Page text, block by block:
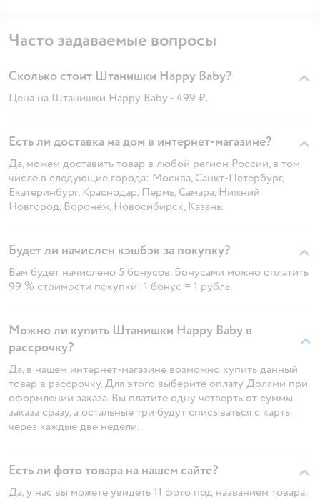
Часто задаваемые вопросы
Сколько стоит Штанишки Happy Baby?
Цена на Штанишки Happy Baby - 499 ₽.
Есть ли доставка на дом в интернет-магазине?
Да, можем доставить товар в любой регион России, в том
числе в следующие города: Москва, Санкт-Петербург,
Екатеринбург, Краснодар, Пермь, Самара, Нижний
Новгород, Воронеж, Новосибирск, Казань.
Будет ли начислен кэшбэк за покупку?
Вам будет начислено 5 бонусов. Бонусами можно оплатить
99 % стоимости покупки: 1 бонус = 1 рубль.
Можно ли купить Штанишки Happy Baby в
рассрочку?
Да, в нашем интернет-магазине возможно купить данный
товар в рассрочку. Для этого выберите оплату Долями при
оформлении заказа. Вы платите одну четверть от суммы
заказа сразу, а остальные три будут списываться с карты
через каждые две недели.
Есть ли фото товара на нашем сайте?
Да, у нас вы можете увидеть 11 фото под названием товара.